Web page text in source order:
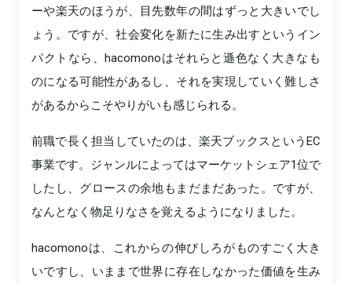
ーや楽天のほうが、目先数年の間はずっと大きいでし
ょう。ですが、社会変化を新たに生み出すというイン
パクトなら、hacomonoはそれらと遜色なく大きなも
のになる可能性があるし、それを実現していく難しさ
があるからこそやりがいも感じられる。
前職で長く担当していたのは、楽天ブックスというEC
事業です。ジャンルによってはマーケットシェア1位で
したし、グロースの余地もまだまだあった。ですが、
なんとなく物足りなさを覚えるようになりました。
hacomonoは、これからの伸びしろがものすごく大き
いですし、いままで世界に存在しなかった価値を生み